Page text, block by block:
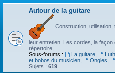
Autour de la guitare
Construction,
leur entretien. Les cordes, la
répertoire, ...
Sous-forums :
La guitare,
et bobos du musicien
Ongles
Sujets : 619